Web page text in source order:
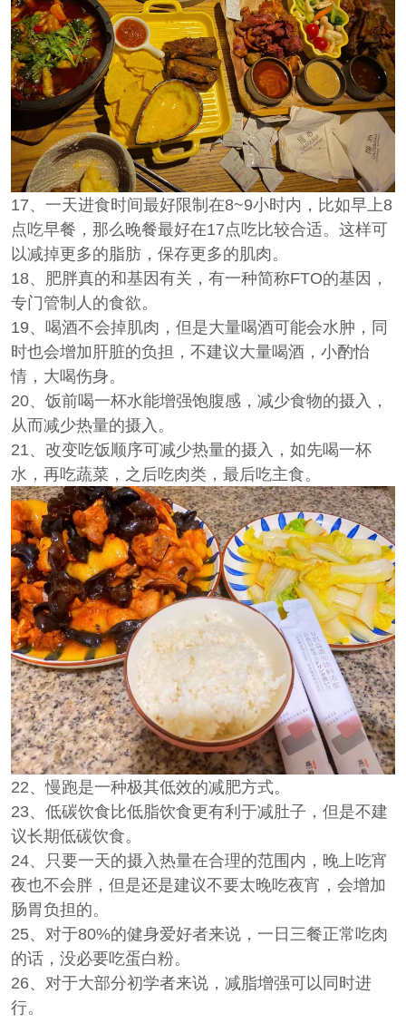
17、一天进食时间最好限制在8~9小时内，比如早上8
点吃早餐，那么晚餐最好在17点吃比较合适。这样可
以减掉更多的脂肪，保存更多的肌肉。
18、肥胖真的和基因有关，有一种简称FTO的基因，
专门管制人的食欲。
19、喝酒不会掉肌肉，但是大量喝酒可能会水肿，同
时也会增加肝脏的负担，不建议大量喝酒，小酌怡
情，大喝伤身。
20、饭前喝一杯水能增强饱腹感，减少食物的摄入，
从而减少热量的摄入。
21、改变吃饭顺序可减少热量的摄入，如先喝一杯
水，再吃蔬菜，之后吃肉类，最后吃主食。
22、慢跑是一种极其低效的减肥方式。
23、低碳饮食比低脂饮食更有利于减肚子，但是不建
议长期低碳饮食。
24、只要一天的摄入热量在合理的范围内，晚上吃宵
夜也不会胖，但是还是建议不要太晚吃夜宵，会增加
肠胃负担的。
25、对于80%的健身爱好者来说，一日三餐正常吃肉
的话，没必要吃蛋白粉。
26、对于大部分初学者来说，减脂增强可以同时进
行。